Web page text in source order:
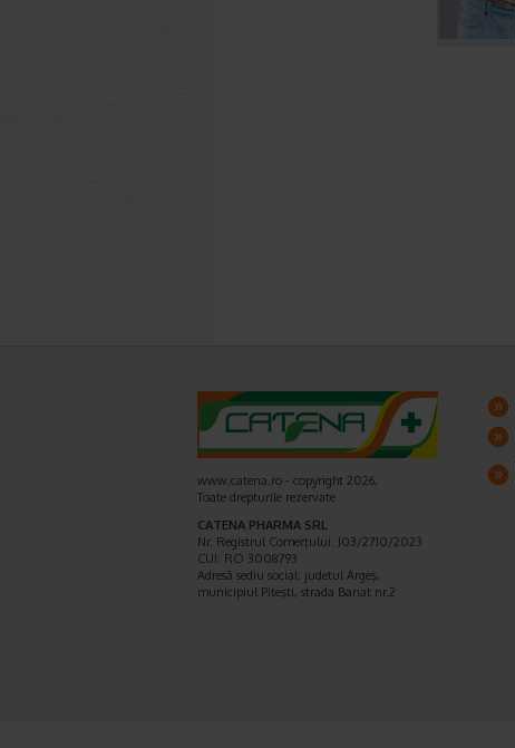
www.catena.ro - copyright 2026,
Toate drepturile rezervate
CATENA PHARMA SRL
Nr. Registrul Comerţului: J03/2710/2023
CUI: RO 3008793
Adresă sediu social: judetul Argeş,
municipiul Piteşti, strada Banat nr.2